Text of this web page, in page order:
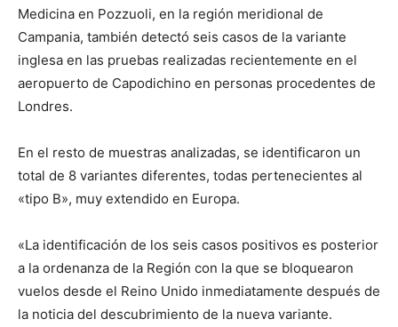
Medicina en Pozzuoli, en la región meridional de
Campania, también detectó seis casos de la variante
inglesa en las pruebas realizadas recientemente en el
aeropuerto de Capodichino en personas procedentes de
Londres.
En el resto de muestras analizadas, se identificaron un
total de 8 variantes diferentes, todas pertenecientes al
«tipo B», muy extendido en Europa.
«La identificación de los seis casos positivos es posterior
a la ordenanza de la Región con la que se bloquearon
vuelos desde el Reino Unido inmediatamente después de
la noticia del descubrimiento de la nueva variante.